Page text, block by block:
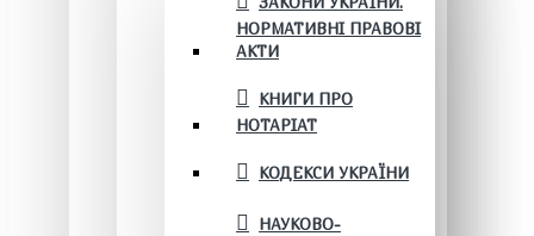
НОРМАТИВНІ ПРАВОВІ
АКТИ
КНИГИ ПРО
НОТАРІАТ
КОДЕКСИ УКРАЇНИ
НАУКОВО-